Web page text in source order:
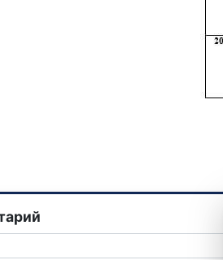
отключение электроэнергии